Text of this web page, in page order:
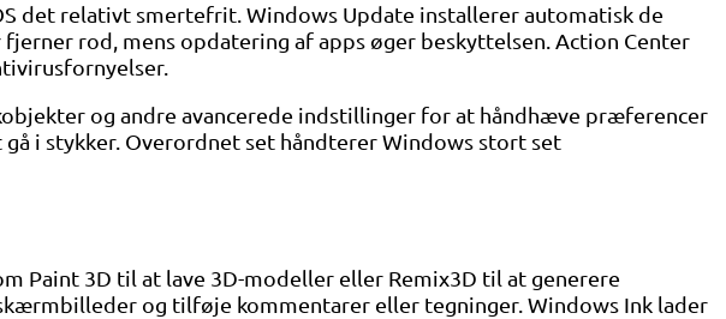
det relativt smertefrit. Windows Update installerer automatisk de
rod, mens opdatering af apps øger beskyttelsen. Action Center
og andre avancerede indstillinger for at håndhæve præferencer
i stykker. Overordnet set håndterer Windows stort set
Paint 3D til at lave 3D-modeller eller Remix3D til at generere
og tilføje kommentarer eller tegninger. Windows Ink lader